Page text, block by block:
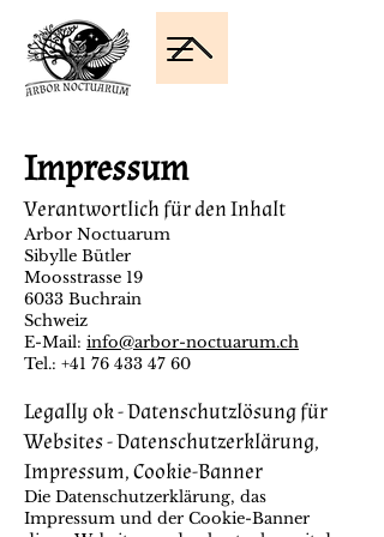
Impressum
Verantwortlich für den Inhalt
Arbor Noctuarum
Sibylle Bütler
Moosstrasse 19
6033 Buchrain
Schweiz
E-Mail: info@arbor-noctuarum.ch
Tel.: +41 76 433 47 60
Legally ok - Datenschutzlösung für
Websites - Datenschutzerklärung,
Impressum, Cookie-Banner
Die Datenschutzerklärung, das
Impressum und der Cookie-Banner